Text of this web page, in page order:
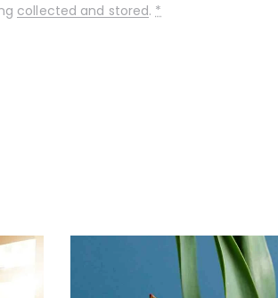
collected and stored. *